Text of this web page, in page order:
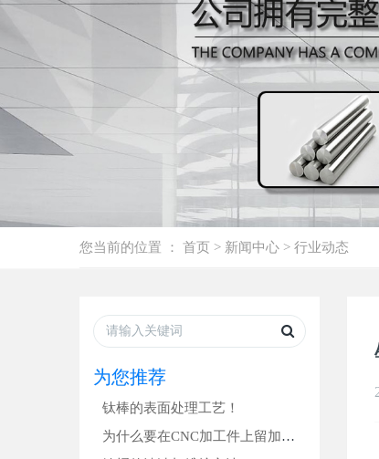
您当前的位置 ： 首页 > 新闻中心 > 行业动态
为您推荐
钛棒的表面处理工艺！
为什么要在CNC加工件上留加工余量？